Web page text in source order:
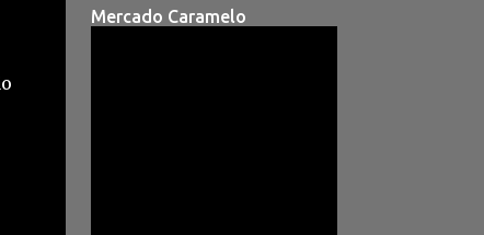
Mercado Caramelo